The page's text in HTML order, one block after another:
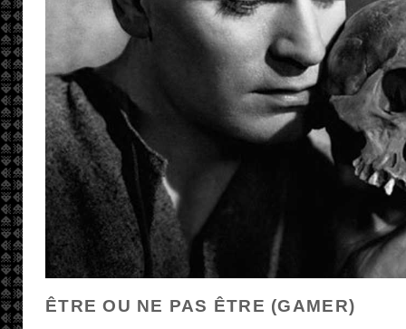
ÊTRE OU NE PAS ÊTRE (GAMER)